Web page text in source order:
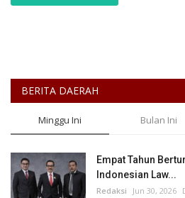
BERITA DAERAH
Minggu Ini Bulan Ini
Empat Tahun
Indonesian Law...
Redaksi Jun 30, 2026